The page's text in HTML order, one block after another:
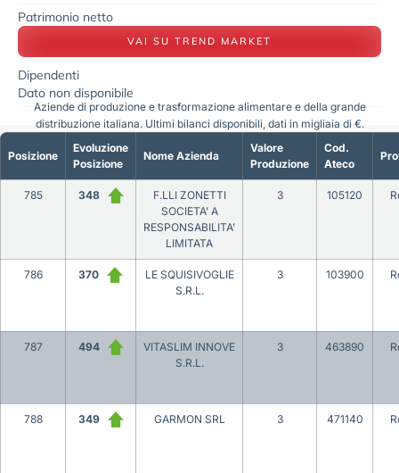
Patrimonio netto
VAI SU TREND MARKET
Dipendenti
Dato non disponibile
Posizione
Evoluzione
Posizione
Nome Azienda
Valore
Produzione
Cod.
Ateco
785 348
F.LLI ZONETTI
SOCIETA’ A
RESPONSABILITA’
LIMITATA
3 105120
786 370
LE SQUISIVOGLIE
S.R.L.
3 103900
787 494
VITASLIM INNOVE
S.R.L.
3 463890
788 349 GARMON SRL 3 471140
Aziende di produzione e trasformazione alimentare e della grande
distribuzione italiana. Ultimi bilanci disponibili, dati in migliaia di €.